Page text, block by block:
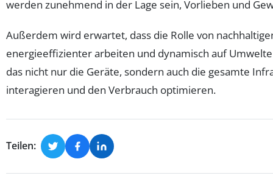
werden zunehmend in der Lage sein, Vorlieben und
Außerdem wird erwartet, dass die Rolle von
energieeffizienter arbeiten und dynamisch auf
das nicht nur die Geräte, sondern auch die gesamte
interagieren und den Verbrauch optimieren.
Teilen: